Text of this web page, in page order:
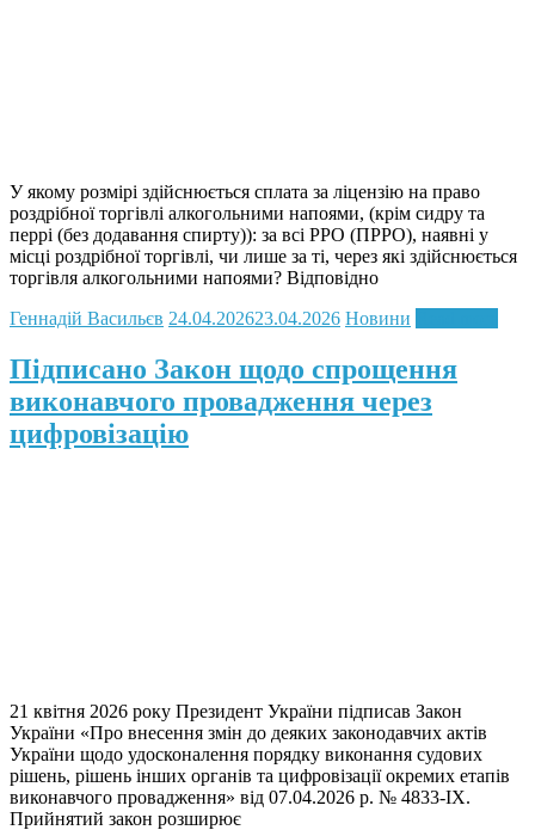
У якому розмірі здійснюється сплата за ліцензію на право
роздрібної торгівлі алкогольними напоями, (крім сидру та
перрі (без додавання спирту)): за всі РРО (ПРРО), наявні у
місці роздрібної торгівлі, чи лише за ті, через які здійснюється
торгівля алкогольними напоями? Відповідно
Геннадій Васильєв 24.04.202623.04.2026 Новини
Підписано Закон щодо спрощення
виконавчого провадження через
цифровізацію
21 квітня 2026 року Президент України підписав Закон
України «Про внесення змін до деяких законодавчих актів
України щодо удосконалення порядку виконання судових
рішень, рішень інших органів та цифровізації окремих етапів
виконавчого провадження» від 07.04.2026 р. № 4833-IX.
Прийнятий закон розширює